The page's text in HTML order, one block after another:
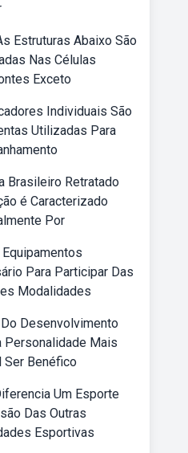
Estruturas Abaixo São
Nas Células
Exceto
Individuais São
Utilizadas Para
Brasileiro Retratado
é Caracterizado
Por
Para Participar Das
Modalidades
Desenvolvimento
Personalidade Mais
Ser Benéfico
Um Esporte
Das Outras
Esportivas